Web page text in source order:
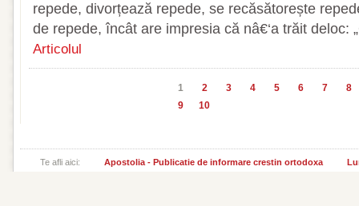
repede, divorțează repede, se recăsătorește
de repede, încât are impresia că nâ€‘a trăit deloc:
Articolul
1 2 3 4 5 6 7
8
9
10
Te afli aici: Apostolia - Publicatie de informare crestin ortodoxa